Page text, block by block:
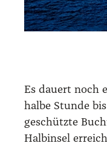
Es dau­ert noch
hal­be Stun­de
geschütz­te
Halb­in­sel